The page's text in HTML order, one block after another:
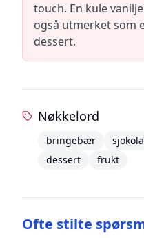
touch. En kule
også utmerket som
dessert.
Nøkkelord
bringebær
dessert
frukt
Ofte stilte